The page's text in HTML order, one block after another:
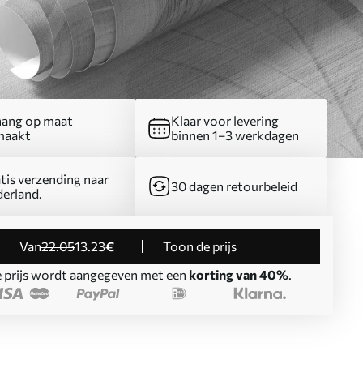
op maat
Klaar voor levering
binnen 1–3 werkdagen
verzending naar
30 dagen retourbeleid
Van22.0513.23€
Toon de prijs
prijs wordt aangegeven met een korting van 40%.